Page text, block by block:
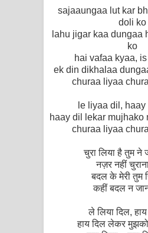
sajaaungaa lut kar
doli ko
lahu jigar kaa dungaa
ko
hai vafaa kyaa,
ek din dikhalaa
churaa liyaa
le liyaa dil, haay
haay dil lekar mujhako
churaa liyaa
चुरा लिया है तुम ने
नज़र नहीं
बदल के मेरी तुम
कहीं बदल न
ले लिया दिल, हाय
हाय दिल लेकर मुझको